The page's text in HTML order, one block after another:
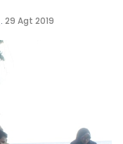
. 29 Agt 2019